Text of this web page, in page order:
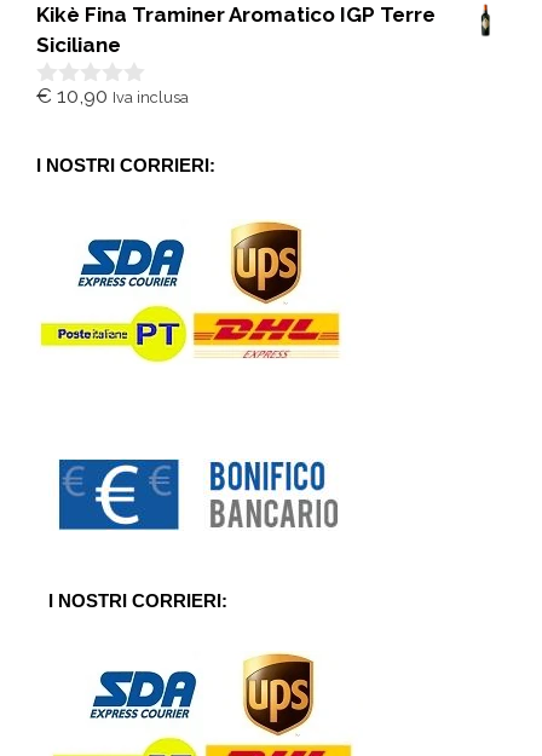
u
5
Kikè Fina Traminer Aromatico IGP Terre
Siciliane
0
5
€ 10,90 Iva inclusa
I NOSTRI CORRIERI:
I NOSTRI CORRIERI: